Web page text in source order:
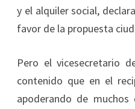
y el alquiler social,
favor de la propuesta
Pero el vicesecretario
contenido que en el
apoderando de